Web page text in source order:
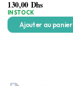
mignonne
130,00 Dhs
IN STOCK
Ajouter au panier